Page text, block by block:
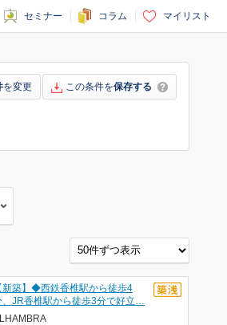
セミナー コラム マイリスト
を変更 この条件を保存する
新築】◆西鉄香椎駅から徒歩4
、JR香椎駅から徒歩3分で好立…